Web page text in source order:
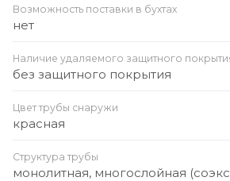
Возможность поставки в бухтах
нет
Наличие удаляемого защитного
без защитного покрытия
Цвет трубы снаружи
красная
Структура трубы
монолитная, многослойная